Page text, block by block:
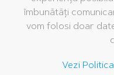
Companie
Grupul Pelikan
îmbunătăți
vom folosi doar
Vezi